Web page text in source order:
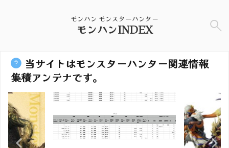
モンハン モンスターハンター
モンハンINDEX
当サイトはモンスターハンター関連情報
集積アンテナです。